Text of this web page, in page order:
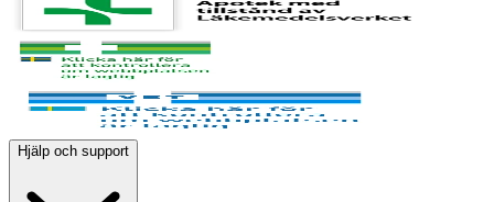
Hjälp och support